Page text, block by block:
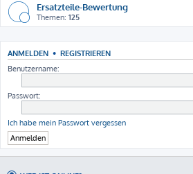
Ersatzteile-Bewertung
Themen: 125
ANMELDEN • REGISTRIEREN
Benutzername:
Passwort:
Ich habe mein Passwort vergessen